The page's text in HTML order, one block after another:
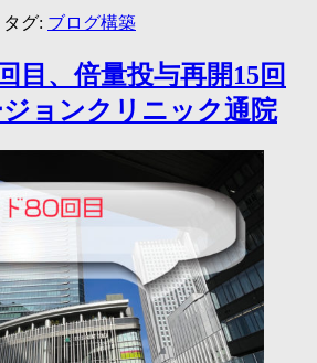
タグ: ブログ構築
目、倍量投与再開15回
ョンクリニック通院